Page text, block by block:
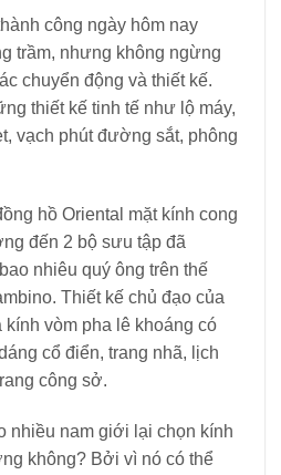
công ngày hôm nay
trầm, nhưng không ngừng
chuyển động và thiết kế.
thiết kế tinh tế như lộ máy,
vạch phút đường sắt, phông
hồ Oriental mặt kính cong
đến 2 bộ sưu tập đã
nhiêu quý ông trên thế
Thiết kế chủ đạo của
vòm pha lê khoáng có
cổ điển, trang nhã, lịch
công sở.
nhiều nam giới lại chọn kính
không? Bởi vì nó có thể